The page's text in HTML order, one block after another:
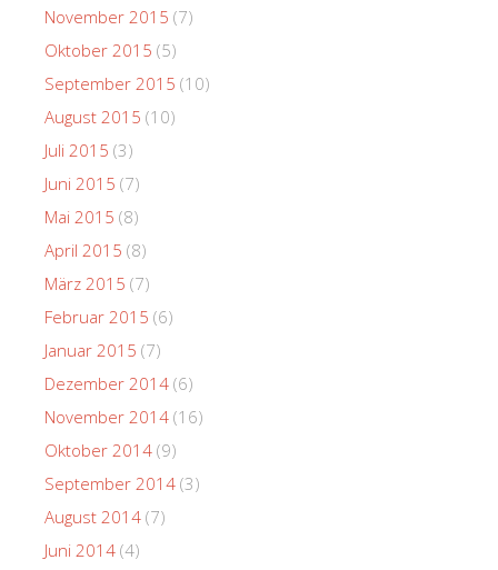
November 2015 (7)
Oktober 2015 (5)
September 2015 (10)
August 2015 (10)
Juli 2015 (3)
Juni 2015 (7)
Mai 2015 (8)
April 2015 (8)
März 2015 (7)
Februar 2015 (6)
Januar 2015 (7)
Dezember 2014 (6)
November 2014 (16)
Oktober 2014 (9)
September 2014 (3)
August 2014 (7)
Juni 2014 (4)